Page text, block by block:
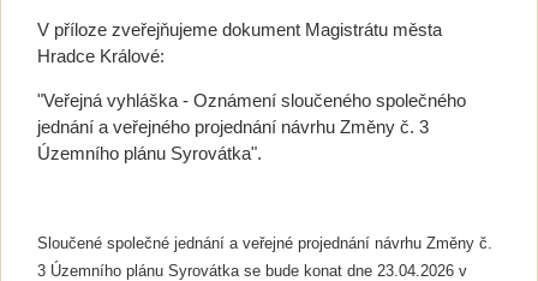
V příloze zveřejňujeme dokument Magistrátu města
Hradce Králové:
"Veřejná vyhláška - Oznámení sloučeného společného
jednání a veřejného projednání návrhu Změny č. 3
Územního plánu Syrovátka".
Sloučené společné jednání a veřejné projednání návrhu Změny č.
3 Územního plánu Syrovátka se bude konat dne 23.04.2026 v